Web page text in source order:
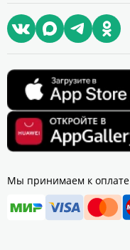
Мы принимаем к оплате